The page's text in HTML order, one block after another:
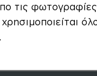
τις